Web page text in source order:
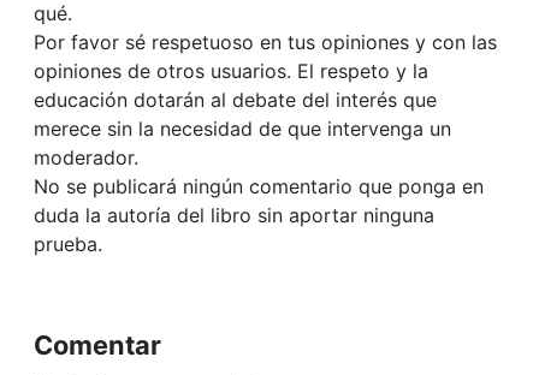
qué.
Por favor sé respetuoso en tus opiniones y con las
opiniones de otros usuarios. El respeto y la
educación dotarán al debate del interés que
merece sin la necesidad de que intervenga un
moderador.
No se publicará ningún comentario que ponga en
duda la autoría del libro sin aportar ninguna
prueba.
Comentar